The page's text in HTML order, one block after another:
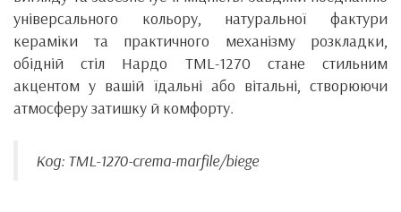
універсального кольору, натуральної фактури
кераміки та практичного механізму розкладки,
обідній стіл Нардо TML-1270 стане стильним
акцентом у вашій їдальні або вітальні, створюючи
атмосферу затишку й комфорту.
Код: TML-1270-crema-marfile/biege